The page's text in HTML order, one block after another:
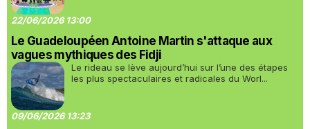
22/06/2026 13:00
Le Guadeloupéen Antoine Martin s'attaque aux
vagues mythiques des Fidji
Le rideau se lève aujourd’hui sur l’une des étapes
les plus spectaculaires et radicales du Worl...
09/06/2026 13:23